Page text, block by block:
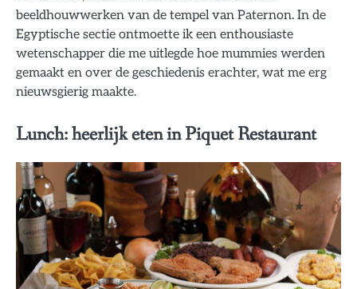
beeldhouwwerken van de tempel van Paternon. In de
Egyptische sectie ontmoette ik een enthousiaste
wetenschapper die me uitlegde hoe mummies werden
gemaakt en over de geschiedenis erachter, wat me erg
nieuwsgierig maakte.
Lunch: heerlijk eten in Piquet Restaurant